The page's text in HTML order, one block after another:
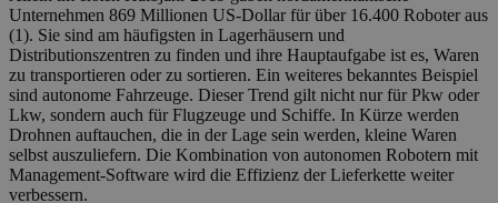
Unternehmen 869 Millionen US-Dollar für über 16.400 Roboter aus
(1). Sie sind am häufigsten in Lagerhäusern und
Distributionszentren zu finden und ihre Hauptaufgabe ist es, Waren
zu transportieren oder zu sortieren. Ein weiteres bekanntes Beispiel
sind autonome Fahrzeuge. Dieser Trend gilt nicht nur für Pkw oder
Lkw, sondern auch für Flugzeuge und Schiffe. In Kürze werden
Drohnen auftauchen, die in der Lage sein werden, kleine Waren
selbst auszuliefern. Die Kombination von autonomen Robotern mit
Management-Software wird die Effizienz der Lieferkette weiter
verbessern.